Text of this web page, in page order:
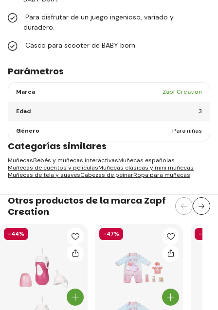
Para disfrutar de un juego ingenioso, variado y
duradero.
Casco para scooter de BABY born.
Parámetros
Marca Zapf Creation
Edad 3
Género Para niñas
Categorías similares
MuñecasBebés y muñecas interactivasMuñecas españolas
Muñecas de cuentos y películasMuñecas clásicas y mini muñecas
Muñecas de tela y suavesCabezas de peinarRopa para muñecas
Otros productos de la marca Zapf
Creation
-44% -47% -41%